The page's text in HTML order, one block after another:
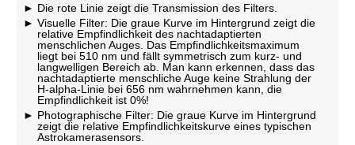
Die rote Linie zeigt die Transmission des Filters.
Visuelle Filter: Die graue Kurve im Hintergrund zeigt die
relative Empfindlichkeit des nachtadaptierten
menschlichen Auges. Das Empfindlichkeitsmaximum
liegt bei 510 nm und fällt symmetrisch zum kurz- und
langwelligen Bereich ab. Man kann erkennen, dass das
nachtadaptierte menschliche Auge keine Strahlung der
H-alpha-Linie bei 656 nm wahrnehmen kann, die
Empfindlichkeit ist 0%!
Photographische Filter: Die graue Kurve im Hintergrund
zeigt die relative Empfindlichkeitskurve eines typischen
Astrokamerasensors.